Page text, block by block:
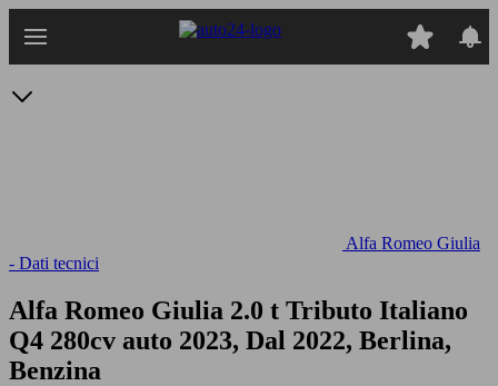
Alfa Romeo Giulia
- Dati tecnici
Alfa Romeo Giulia 2.0 t Tributo Italiano
Q4 280cv auto 2023, Dal 2022, Berlina,
Benzina